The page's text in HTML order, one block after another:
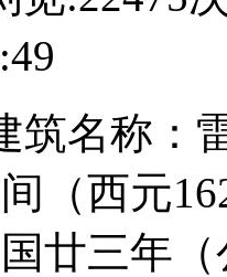
筑名称
（西元
三年（